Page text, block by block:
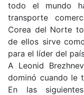
todo el mundo
transporte
Corea del Norte
de ellos sirve
para el líder del
A Leonid
dominó cuando le
En las